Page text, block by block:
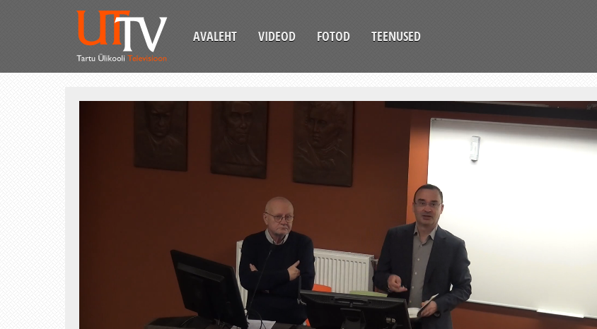
AVALEHT VIDEOD FOTOD TEENUSED